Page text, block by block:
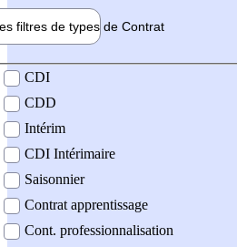
filtres de types de Contrat
contrat
CDI
CDD
Intérim
CDI Intérimaire
Saisonnier
Contrat apprentissage
Cont. professionnalisation